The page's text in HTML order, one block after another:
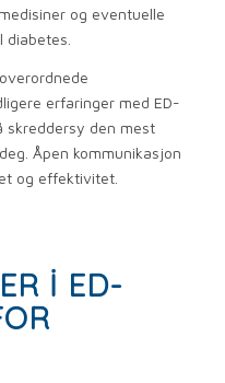
og eventuelle
erfaringer med ED-
skreddersy den mest
Åpen kommunikasjon
og effektivitet.
I ED-